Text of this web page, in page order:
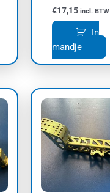
€17,15 incl. BTW
In
mandje